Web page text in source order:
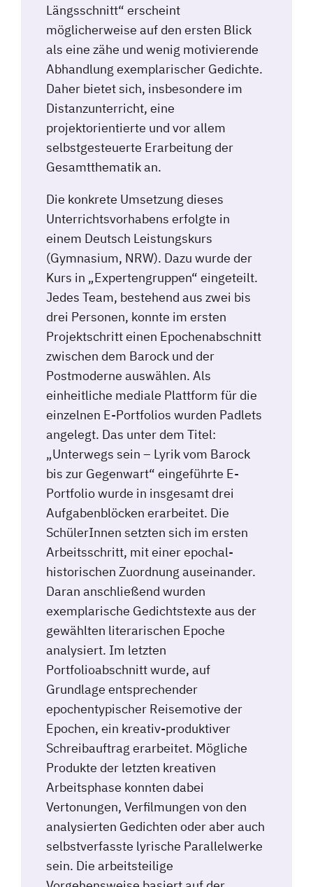
Längsschnitt“ erscheint
möglicherweise auf den ersten Blick
als eine zähe und wenig motivierende
Abhandlung exemplarischer Gedichte.
Daher bietet sich, insbesondere im
Distanzunterricht, eine
projektorientierte und vor allem
selbstgesteuerte Erarbeitung der
Gesamtthematik an.
Die konkrete Umsetzung dieses
Unterrichtsvorhabens erfolgte in
einem Deutsch Leistungskurs
(Gymnasium, NRW). Dazu wurde der
Kurs in „Expertengruppen“ eingeteilt.
Jedes Team, bestehend aus zwei bis
drei Personen, konnte im ersten
Projektschritt einen Epochenabschnitt
zwischen dem Barock und der
Postmoderne auswählen. Als
einheitliche mediale Plattform für die
einzelnen E-Portfolios wurden Padlets
angelegt. Das unter dem Titel:
„Unterwegs sein – Lyrik vom Barock
bis zur Gegenwart“ eingeführte E-
Portfolio wurde in insgesamt drei
Aufgabenblöcken erarbeitet. Die
SchülerInnen setzten sich im ersten
Arbeitsschritt, mit einer epochal-
historischen Zuordnung auseinander.
Daran anschließend wurden
exemplarische Gedichtstexte aus der
gewählten literarischen Epoche
analysiert. Im letzten
Portfolioabschnitt wurde, auf
Grundlage entsprechender
epochentypischer Reisemotive der
Epochen, ein kreativ-produktiver
Schreibauftrag erarbeitet. Mögliche
Produkte der letzten kreativen
Arbeitsphase konnten dabei
Vertonungen, Verfilmungen von den
analysierten Gedichten oder aber auch
selbstverfasste lyrische Parallelwerke
sein. Die arbeitsteilige